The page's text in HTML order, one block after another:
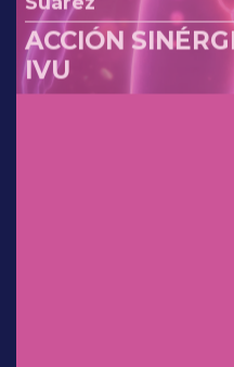
ACCIÓN
IVU